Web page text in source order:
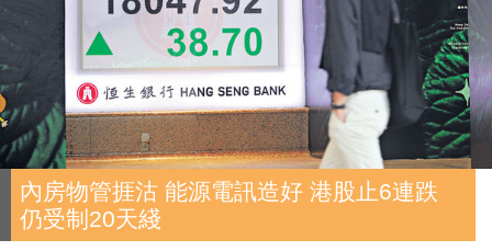
內房物管捱沽 能源電訊造好 港股止6連跌
仍受制20天綫